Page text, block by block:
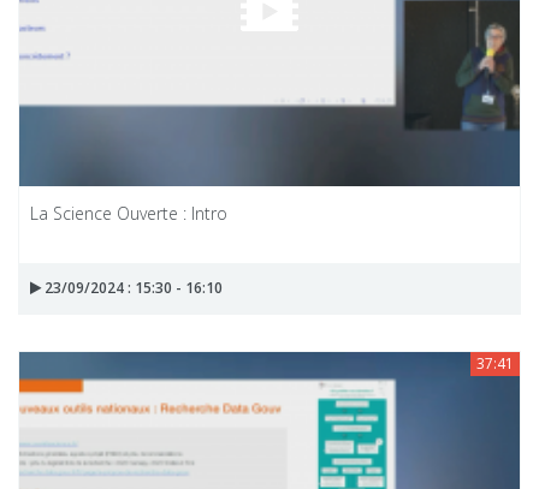
La Science Ouverte : Intro
23/09/2024 : 15:30 - 16:10
37:41